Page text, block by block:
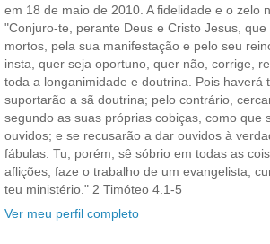
em 18 de maio de 2010. A fidelidade e o zelo
"Conjuro-te, perante Deus e Cristo Jesus,
mortos, pela sua manifestação e pelo seu
insta, quer seja oportuno, quer não, corrige,
toda a longanimidade e doutrina. Pois haverá
suportarão a sã doutrina; pelo contrário,
segundo as suas próprias cobiças, como que
ouvidos; e se recusarão a dar ouvidos à
fábulas. Tu, porém, sê sóbrio em todas as
aflições, faze o trabalho de um evangelista,
teu ministério." 2 Timóteo 4.1-5
Ver meu perfil completo